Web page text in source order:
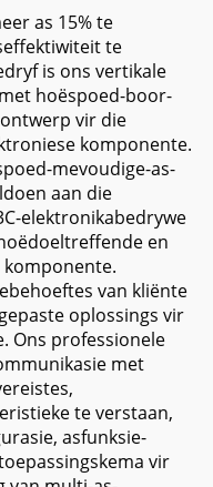
as 15% te
te
is ons vertikale
met hoëspoed-boor-
vir die
komponente.
mevoudige-as-
aan die
elektronikabedrywe
en
komponente.
van kliënte
oplossings vir
Ons professionele
met
te verstaan,
asfunksie-
vir